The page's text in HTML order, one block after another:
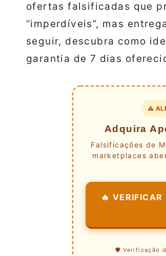
ofertas falsificadas que
“imperdíveis”, mas
seguir, descubra como
garantia de 7 dias
⚠️
Adquira
Falsificações de
marketplaces
🔥
🛡️ Verificação